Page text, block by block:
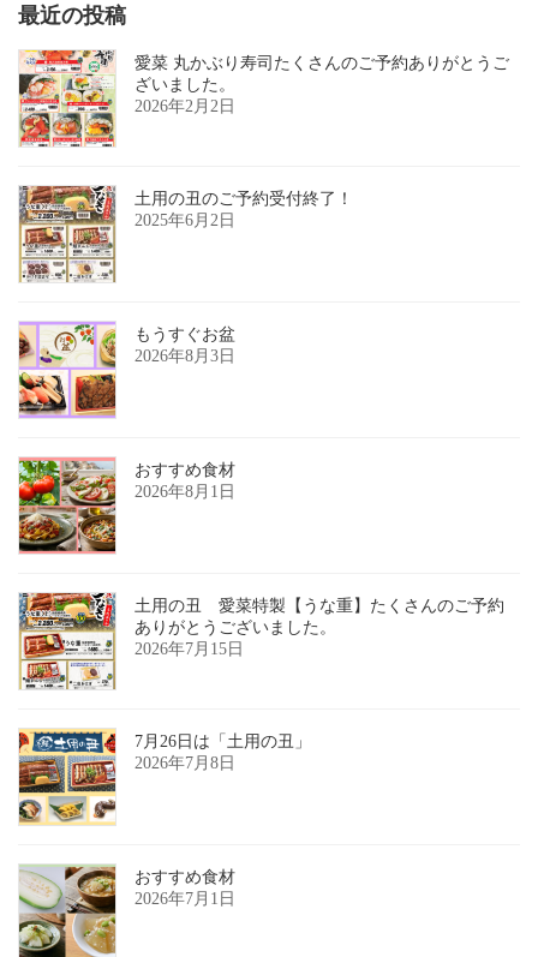
最近の投稿
愛菜 丸かぶり寿司たくさんのご予約ありがとうご
ざいました。
2026年2月2日
土用の丑のご予約受付終了！
2025年6月2日
もうすぐお盆
2026年8月3日
おすすめ食材
2026年8月1日
土用の丑 愛菜特製【うな重】たくさんのご予約
ありがとうございました。
2026年7月15日
7月26日は「土用の丑」
2026年7月8日
おすすめ食材
2026年7月1日